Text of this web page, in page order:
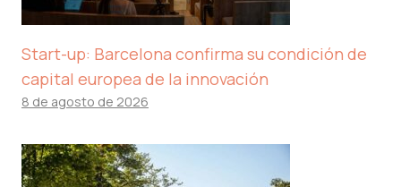
Start-up: Barcelona confirma su condición de
capital europea de la innovación
8 de agosto de 2026